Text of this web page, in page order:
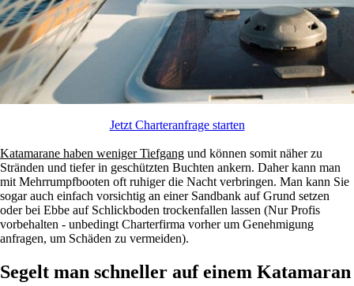
Jetzt Charteranfrage starten
Katamarane haben weniger Tiefgang und können somit näher zu
Stränden und tiefer in geschützten Buchten ankern. Daher kann man
mit Mehrrumpfbooten oft ruhiger die Nacht verbringen. Man kann Sie
sogar auch einfach vorsichtig an einer Sandbank auf Grund setzen
oder bei Ebbe auf Schlickboden trockenfallen lassen (Nur Profis
vorbehalten - unbedingt Charterfirma vorher um Genehmigung
anfragen, um Schäden zu vermeiden).
Segelt man schneller auf einem Katamaran